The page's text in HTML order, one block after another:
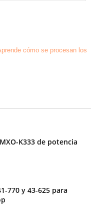
cómo se procesan los
K333 de potencia
770 y 43-625 para